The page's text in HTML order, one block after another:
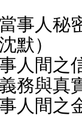
事人秘
默）
人間之
務與真
人間之